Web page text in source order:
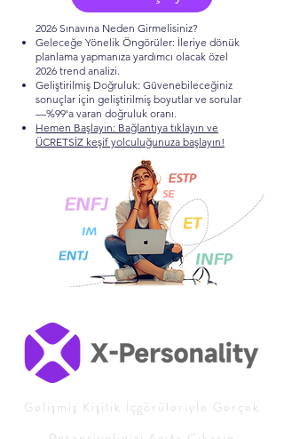
2026 Sınavına Neden Girmelisiniz?
Geleceğe Yönelik Öngörüler: İleriye dönük
planlama yapmanıza yardımcı olacak özel
2026 trend analizi.
Geliştirilmiş Doğruluk: Güvenebileceğiniz
sonuçlar için geliştirilmiş boyutlar ve sorular
—%99'a varan doğruluk oranı.
Hemen Başlayın: Bağlantıya tıklayın ve
ÜCRETSİZ keşif yolculuğunuza başlayın!
Gelişmiş Kişilik İçgörüleriyle Gerçek